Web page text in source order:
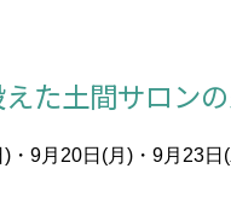
た土間サロン
・9月20日(月)・9月23日